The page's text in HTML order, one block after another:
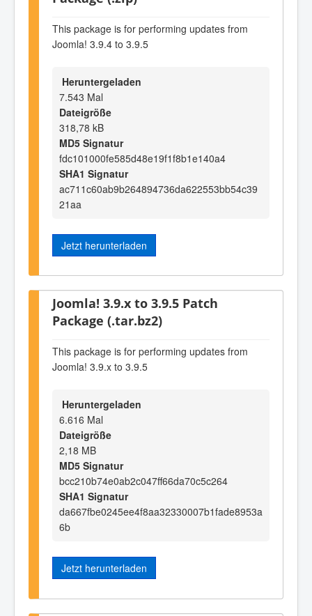
This package is for performing updates from
Joomla! 3.9.4 to 3.9.5
Heruntergeladen
7.543 Mal
Dateigröße
318,78 kB
MD5 Signatur
fdc101000fe585d48e19f1f8b1e140a4
SHA1 Signatur
ac711c60ab9b264894736da622553bb54c39
21aa
Jetzt herunterladen
Joomla! 3.9.x to 3.9.5 Patch
Package (.tar.bz2)
This package is for performing updates from
Joomla! 3.9.x to 3.9.5
Heruntergeladen
6.616 Mal
Dateigröße
2,18 MB
MD5 Signatur
bcc210b74e0ab2c047ff66da70c5c264
SHA1 Signatur
da667fbe0245ee4f8aa32330007b1fade8953a
6b
Jetzt herunterladen